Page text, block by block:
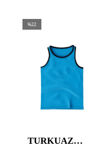
%22
TURKUAZ